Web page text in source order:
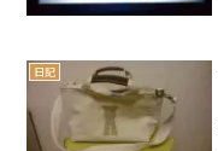
日記